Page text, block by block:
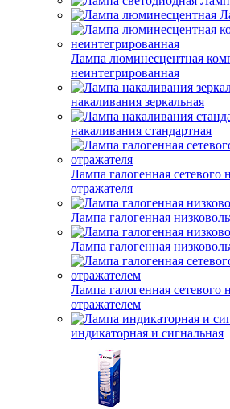
Лампа люминесцентная
неинтегрированная
накаливания зеркальная
накаливания стандартная
Лампа галогенная сетевого
отражателя
Лампа галогенная
Лампа галогенная
Лампа галогенная сетевого
отражателем
индикаторная и сигнальная